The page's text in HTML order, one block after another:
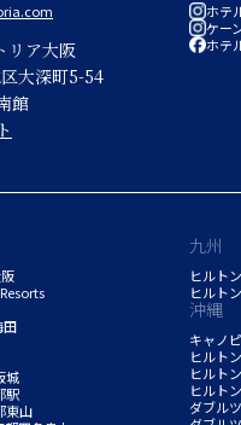
リア大阪
大深町5-54
館
ホテ
ケー
ホテ
田
城
駅
東山
九州
ヒルト
ヒルト
沖縄
キャノ
ヒルト
ヒルト
ヒルト
ダブル